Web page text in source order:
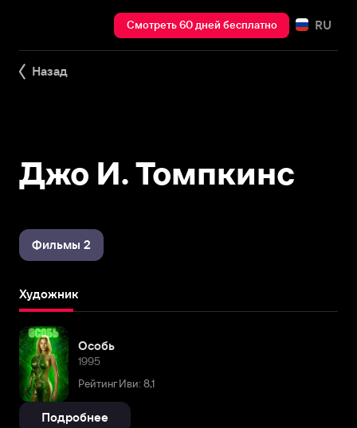
Смотреть 60 дней бесплатно RU
Назад
Джо И. Томпкинс
Фильмы 2
Художник
Особь
1995
Рейтинг Иви: 8,1
Подробнее